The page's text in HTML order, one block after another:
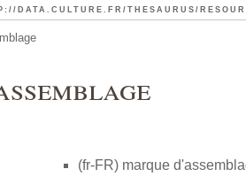
DATA.CULTURE.FR/THESAURUS/
(fr-FR) marque